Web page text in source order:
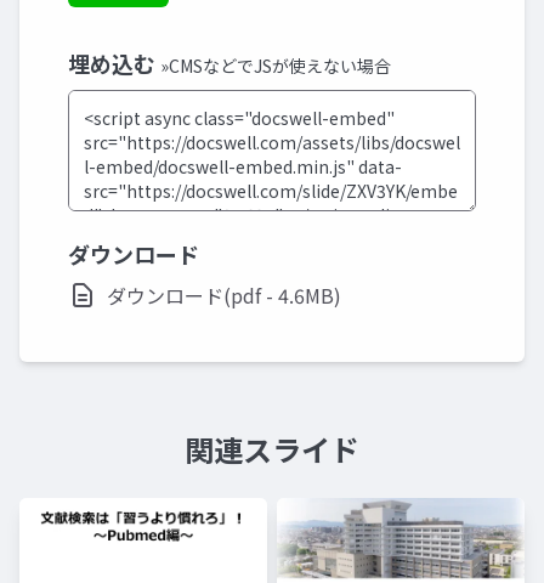
埋め込む »CMSなどでJSが使えない場合
ダウンロード
ダウンロード(pdf - 4.6MB)
関連スライド